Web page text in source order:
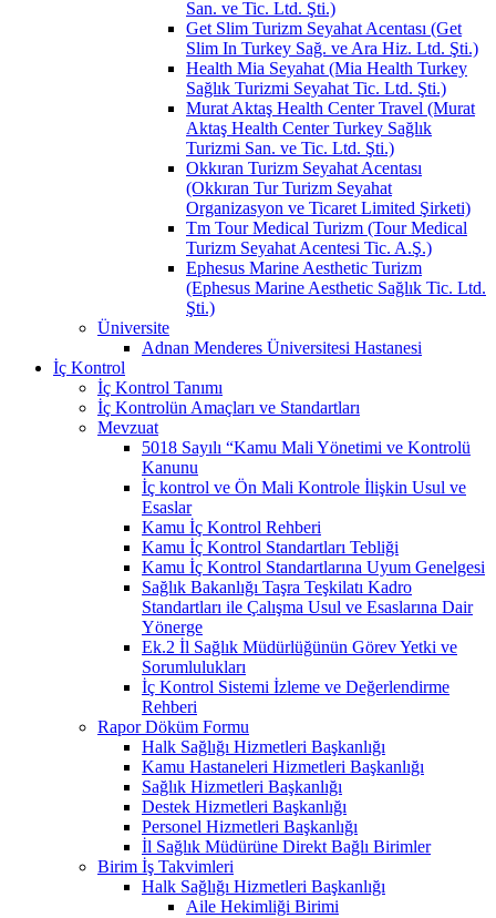
San. ve Tic. Ltd. Şti.)
Get Slim Turizm Seyahat Acentası (Get
Slim In Turkey Sağ. ve Ara Hiz. Ltd. Şti.)
Health Mia Seyahat (Mia Health Turkey
Sağlık Turizmi Seyahat Tic. Ltd. Şti.)
Murat Aktaş Health Center Travel (Murat
Aktaş Health Center Turkey Sağlık
Turizmi San. ve Tic. Ltd. Şti.)
Okkıran Turizm Seyahat Acentası
(Okkıran Tur Turizm Seyahat
Organizasyon ve Ticaret Limited Şirketi)
Tm Tour Medical Turizm (Tour Medical
Turizm Seyahat Acentesi Tic. A.Ş.)
Ephesus Marine Aesthetic Turizm
(Ephesus Marine Aesthetic Sağlık Tic. Ltd.
Şti.)
Üniversite
Adnan Menderes Üniversitesi Hastanesi
İç Kontrol
İç Kontrol Tanımı
İç Kontrolün Amaçları ve Standartları
Mevzuat
5018 Sayılı “Kamu Mali Yönetimi ve Kontrolü
Kanunu
İç kontrol ve Ön Mali Kontrole İlişkin Usul ve
Esaslar
Kamu İç Kontrol Rehberi
Kamu İç Kontrol Standartları Tebliği
Kamu İç Kontrol Standartlarına Uyum Genelgesi
Sağlık Bakanlığı Taşra Teşkilatı Kadro
Standartları ile Çalışma Usul ve Esaslarına Dair
Yönerge
Ek.2 İl Sağlık Müdürlüğünün Görev Yetki ve
Sorumlulukları
İç Kontrol Sistemi İzleme ve Değerlendirme
Rehberi
Rapor Döküm Formu
Halk Sağlığı Hizmetleri Başkanlığı
Kamu Hastaneleri Hizmetleri Başkanlığı
Sağlık Hizmetleri Başkanlığı
Destek Hizmetleri Başkanlığı
Personel Hizmetleri Başkanlığı
İl Sağlık Müdürüne Direkt Bağlı Birimler
Birim İş Takvimleri
Halk Sağlığı Hizmetleri Başkanlığı
Aile Hekimliği Birimi